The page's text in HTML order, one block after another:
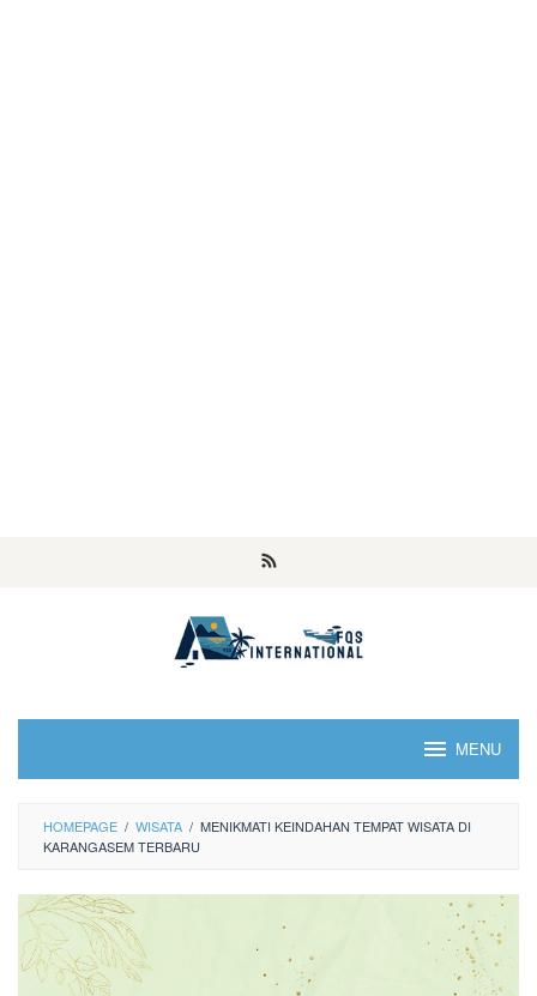
MENU
HOMEPAGE / WISATA / MENIKMATI KEINDAHAN TEMPAT WISATA DI
KARANGASEM TERBARU